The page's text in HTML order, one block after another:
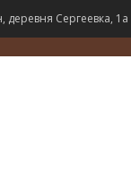
деревня Сергеевка, 1а